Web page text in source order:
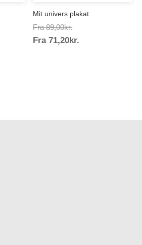
Mit univers plakat
Fra 89,00kr.Prisinterval:
89,00kr.
Fra 71,20kr.